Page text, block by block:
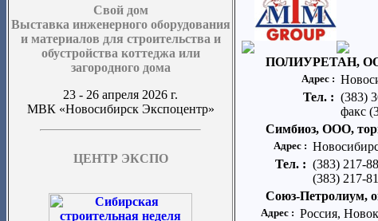
Свой дом
Выставка инженерного оборудования
и материалов для строительства и
обустройства коттеджа или
загородного дома
23 - 26 апреля 2026 г.
МВК «Новосибирск Экспоцентр»
ЦЕНТР ЭКСПО
ПОЛИУРЕТАН, ООО,
Адрес :
Тел. : (383)
факс
Симбиоз, ООО,
Адрес :
Тел. : (383) 217-
(383) 217-
Союз-Петролиум,
Адрес : Россия,